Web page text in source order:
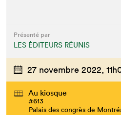
Que
Présenté par
LES ÉDITEURS RÉUNIS
27 novembre 2022,
Au kiosque
#613
Palais des congrès de